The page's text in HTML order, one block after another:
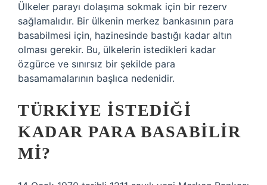
Ülkeler parayı dolaşıma sokmak için bir rezerv
sağlamalıdır. Bir ülkenin merkez bankasının para
basabilmesi için, hazinesinde bastığı kadar altın
olması gerekir. Bu, ülkelerin istedikleri kadar
özgürce ve sınırsız bir şekilde para
basamamalarının başlıca nedenidir.
TÜRKIYE ISTEDIĞI
KADAR PARA BASABILIR
MI?